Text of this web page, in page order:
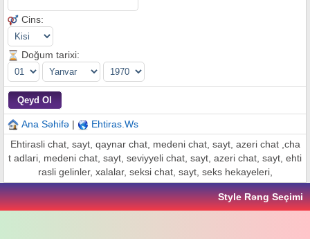
Cins:
Doğum tarixi:
Ana Səhifə |
Ehtiras.Ws
Ehtirasli chat, sayt, qaynar chat, medeni chat, sayt, azeri chat ,cha
t adlari, medeni chat, sayt, seviyyeli chat, sayt, azeri chat, sayt, ehti
rasli gelinler, xalalar, seksi chat, sayt, seks hekayeleri,
Style Rəng Seçimi